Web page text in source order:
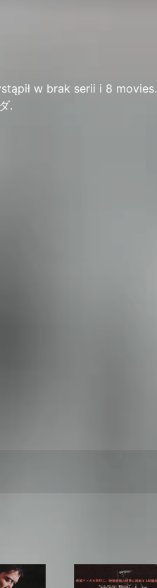
w brak serii i 8 movies.
.